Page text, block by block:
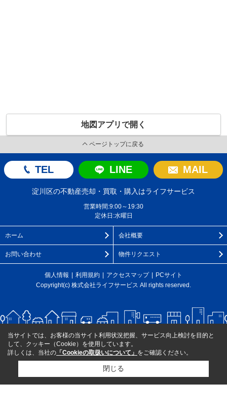
地図アプリで開く
ページトップに戻る
TEL LINE MAIL
淀川区の不動産売却・買取・購入はライフサービス
営業時間:9:00～19:30
定休日:水曜日
ホーム 会社概要
お問い合わせ 物件リクエスト
個人情報 利用規約 アクセスマップ
PCサイト
Copyright(c) 株式会社ライフサービス All rights reserved.
当サイトでは、お客様の当サイト利用状況把握、サービス向上検討を目的と
して、クッキー（Cookie）を使用しています。
詳しくは、当社の 「Cookieの取扱いについて」 をご確認ください。
閉じる